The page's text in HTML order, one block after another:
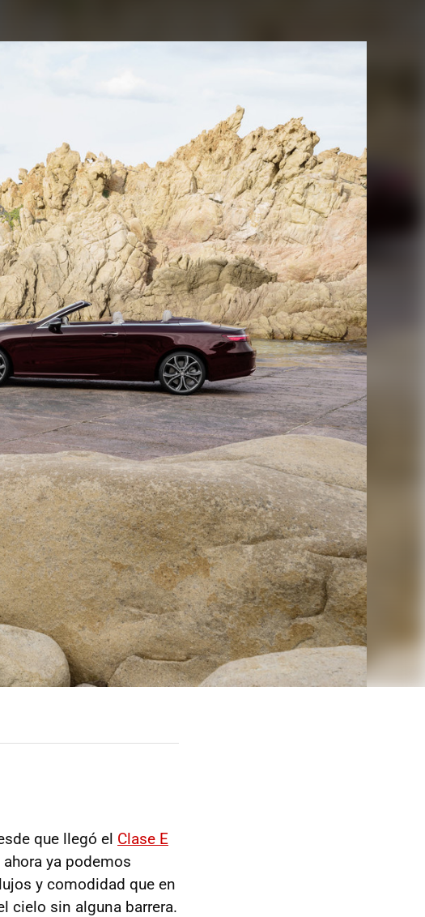
que llegó el Clase E
ahora ya podemos
y comodidad que en
cielo sin alguna barrera.